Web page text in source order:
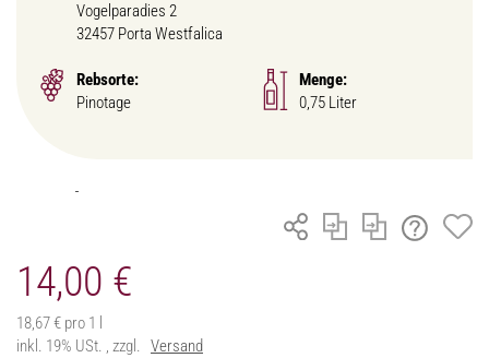
Vogelparadies 2
32457 Porta Westfalica
Rebsorte:
Pinotage
Menge:
0,75 Liter
14,00 €
18,67 € pro 1 l
inkl. 19% USt. , zzgl. Versand